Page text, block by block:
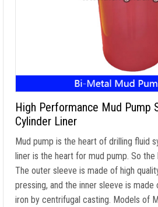
High Performance Mud Pump
Cylinder Liner
Mud pump is the heart of drilling fluid
liner is the heart for mud pump. So the
The outer sleeve is made of high
pressing, and the inner sleeve is
iron by centrifugal casting. Models of